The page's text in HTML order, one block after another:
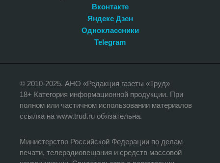
Вконтакте
Яндекс Дзен
Одноклассники
Telegram
© 2010-2025. АНО «Редакция газеты «Труд»
18+ Категория информационной продукции. При
полном или частичном использовании материалов
ссылка на www.trud.ru обязательна.
Министерство Российской Федерации по делам
печати, телерадиовещания и средств массовой